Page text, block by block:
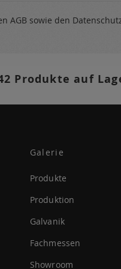
AGB sowie den
Produkte auf
Galerie
Produkte
Produktion
Galvanik
Fachmessen
Showroom